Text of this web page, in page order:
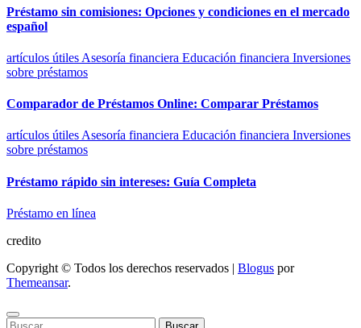
Préstamo sin comisiones: Opciones y condiciones en el mercado
español
artículos útiles Asesoría financiera Educación financiera Inversiones
sobre préstamos
Comparador de Préstamos Online: Comparar Préstamos
artículos útilesAsesoría financiera Educación financiera Inversiones
sobre préstamos
Préstamo rápido sin intereses: Guía Completa
Préstamo en línea
credito
Copyright © Todos los derechos reservados | Blogus por
Themeansar.
Buscar: